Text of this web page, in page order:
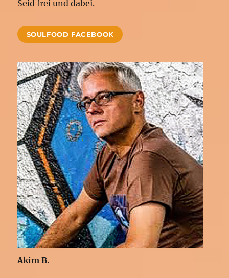
Seid frei und dabei.
SOULFOOD FACEBOOK
Akim B.